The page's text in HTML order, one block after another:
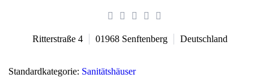
Ritterstraße 4 01968 Senftenberg Deutschland
Standardkategorie: Sanitätshäuser